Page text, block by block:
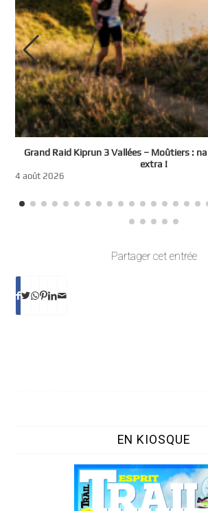
Grand Raid Kiprun 3 Vallées – Moûtiers :
extra !
4 août 2026
Partager cet entrée
EN KIOSQUE